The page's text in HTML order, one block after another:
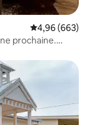
Évaluation
4,96 (663)
prochaine.